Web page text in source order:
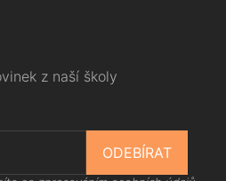
z naší školy
ODEBÍRAT